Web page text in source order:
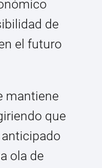
de
el futuro
mantiene
que
ola de